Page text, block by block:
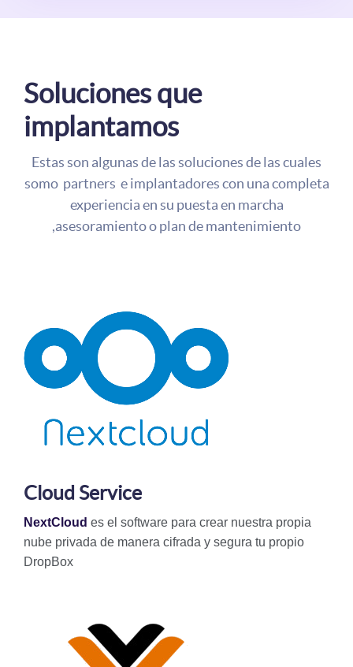
Soluciones que
implantamos
Estas son algunas de las soluciones de las cuales
somo partners e implantadores con una completa
experiencia en su puesta en marcha
,asesoramiento o plan de mantenimiento
Cloud Service
NextCloud es el software para crear nuestra propia
nube privada de manera cifrada y segura tu propio
DropBox